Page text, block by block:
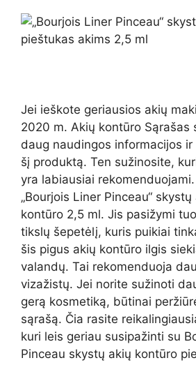
Jei ieškote geriausios akių
2020 m. Akių kontūro Sąrašas
daug naudingos informacijos ir
šį produktą. Ten sužinosite,
yra labiausiai
„Bourjois Liner Pinceau“
kontūro 2,5 ml. Jis pasižymi
tikslų šepetėlį, kuris puikiai
šis pigus akių kontūro ilgis
valandų. Tai rekomenduoja
vizažistų. Jei norite sužinoti
gerą kosmetiką, būtinai
sąrašą. Čia rasite
kuri leis geriau susipažinti su
Pinceau skystų akių kontūro